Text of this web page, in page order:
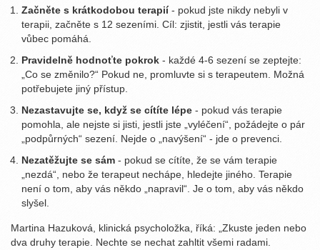
Začněte s krátkodobou terapií- pokud jste nikdy nebyli v
terapii, začněte s 12 sezeními. Cíl: zjistit, jestli vás terapie
vůbec pomáhá.
Pravidelně hodnoťte pokrok - každé 4-6 sezení se zeptejte:
„Co se změnilo?“ Pokud ne, promluvte si s terapeutem. Možná
potřebujete jiný přístup.
Nezastavujte se, když se cítíte lépe - pokud vás terapie
pomohla, ale nejste si jisti, jestli jste „vyléčení“, požádejte o pár
„podpůrných“ sezení. Nejde o „navýšení“ - jde o prevenci.
Nezatěžujte se sám - pokud se cítíte, že se vám terapie
„nezdá“, nebo že terapeut nechápe, hledejte jiného. Terapie
není o tom, aby vás někdo „napravil“. Je o tom, aby vás někdo
slyšel.
Martina Hazuková, klinická psycholožka, říká: „Zkuste jeden nebo
dva druhy terapie. Nechte se nechat zahltit všemi radami.